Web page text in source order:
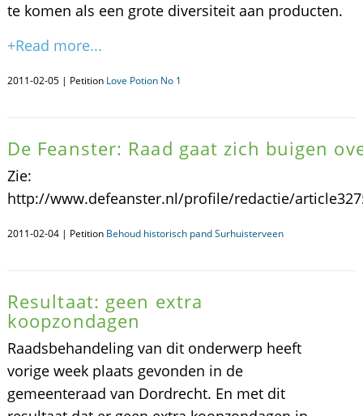
te komen als een grote diversiteit aan producten.
+Read more...
2011-02-05 | Petition Love Potion No 1
De Feanster: Raad gaat zich buigen
Zie:
http://www.defeanster.nl/profile/redactie/
2011-02-04 | Petition Behoud historisch pand Surhuisterveen
Resultaat: geen extra
koopzondagen
Raadsbehandeling van dit onderwerp heeft
vorige week plaats gevonden in de
gemeenteraad van Dordrecht. En met dit